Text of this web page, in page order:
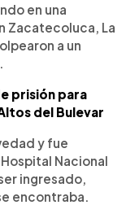
en una
Zacatecoluca, La
a un
prisión para
del Bulevar
y fue
Nacional
ingresado,
encontraba.